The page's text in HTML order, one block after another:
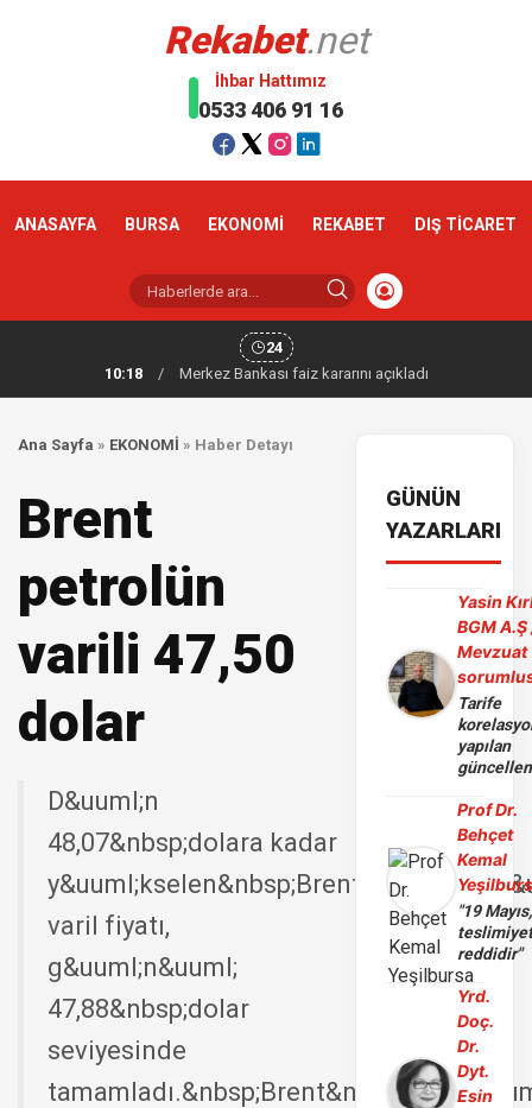
Rekabet.net
İhbar Hattımız
0533 406 91 16
ANASAYFA BURSA EKONOMİ REKABET DIŞ TİCARET
24
10:18
/ Merkez Bankası faiz kararını açıkladı
Ana Sayfa » EKONOMİ » Haber Detayı
Brent
petrolün
varili 47,50
dolar
D&uuml;n
48,07&nbsp;dolara kadar
varil fiyatı,
g&uuml;n&uuml;
47,88&nbsp;dolar
seviyesinde
GÜNÜN
YAZARLARI
Yasin
BGM A.Ş
Mevzuat
Tarife
yapılan
Prof Dr.
Behçet
Kemal
"19 Mayıs,
reddidir"
Yrd.
Doç.
Dr.
Dyt.
Esin